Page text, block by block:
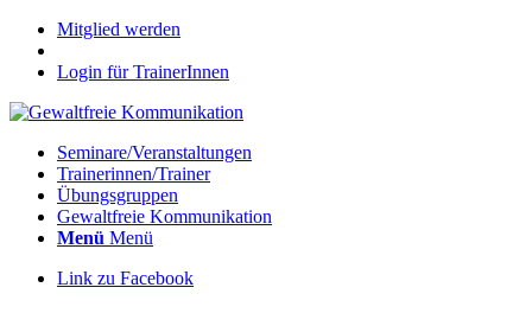
Mitglied werden
Login für TrainerInnen
Seminare/Veranstaltungen
Trainerinnen/Trainer
Übungsgruppen
Gewaltfreie Kommunikation
Menü Menü
Link zu Facebook